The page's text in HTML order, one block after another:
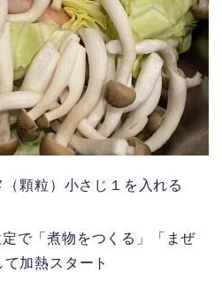
顆粒）小さじ１を入れる
で「煮物をつくる」「まぜ
加熱スタート